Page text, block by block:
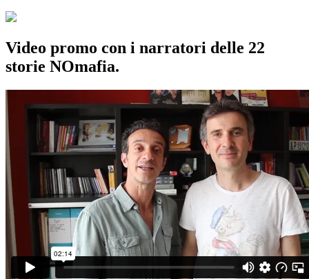
Video promo con i narratori delle 22
storie NOmafia.